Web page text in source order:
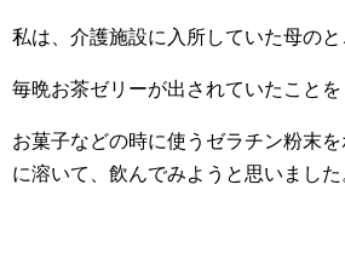
私は、介護施設に入所していた母のと
毎晩お茶ゼリーが出されていたことを
お菓子などの時に使うゼラチン粉末
に溶いて、飲んでみようと思いました